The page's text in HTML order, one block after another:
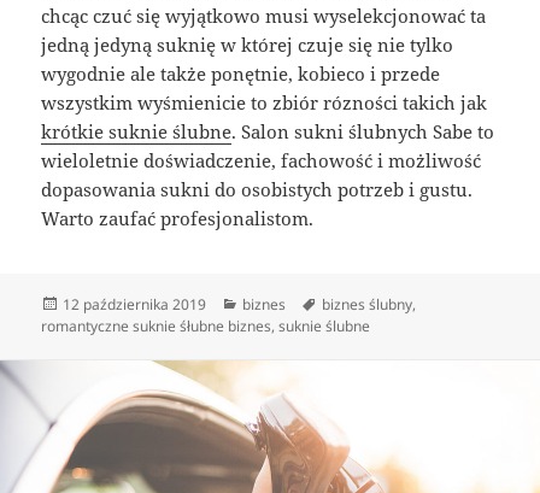
chcąc czuć się wyjątkowo musi wyselekcjonować ta
jedną jedyną suknię w której czuje się nie tylko
wygodnie ale także ponętnie, kobieco i przede
wszystkim wyśmienicie to zbiór rózności takich jak
krótkie suknie ślubne. Salon sukni ślubnych Sabe to
wieloletnie doświadczenie, fachowość i możliwość
dopasowania sukni do osobistych potrzeb i gustu.
Warto zaufać profesjonalistom.
Data
publikacji
12 października 2019 Kategorie
biznes Tagi
biznes ślubny,
romantyczne suknie śłubne biznes,suknie ślubne